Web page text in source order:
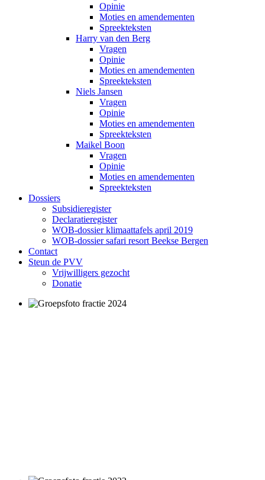
Opinie
Moties en amendementen
Spreekteksten
Harry van den Berg
Vragen
Opinie
Moties en amendementen
Spreekteksten
Niels Jansen
Vragen
Opinie
Moties en amendementen
Spreekteksten
Maikel Boon
Vragen
Opinie
Moties en amendementen
Spreekteksten
Dossiers
Subsidieregister
Declaratieregister
WOB-dossier klimaattafels april 2019
WOB-dossier safari resort Beekse Bergen
Contact
Steun de PVV
Vrijwilligers gezocht
Donatie